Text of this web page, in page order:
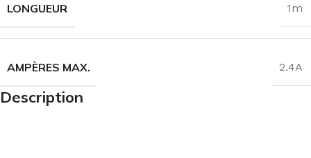
LONGUEUR 1m
AMPÈRES MAX. 2.4A
Description